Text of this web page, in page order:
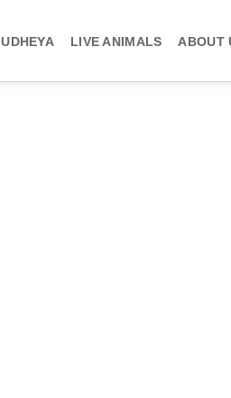
UDHEYA LIVE ANIMALS ABOUT